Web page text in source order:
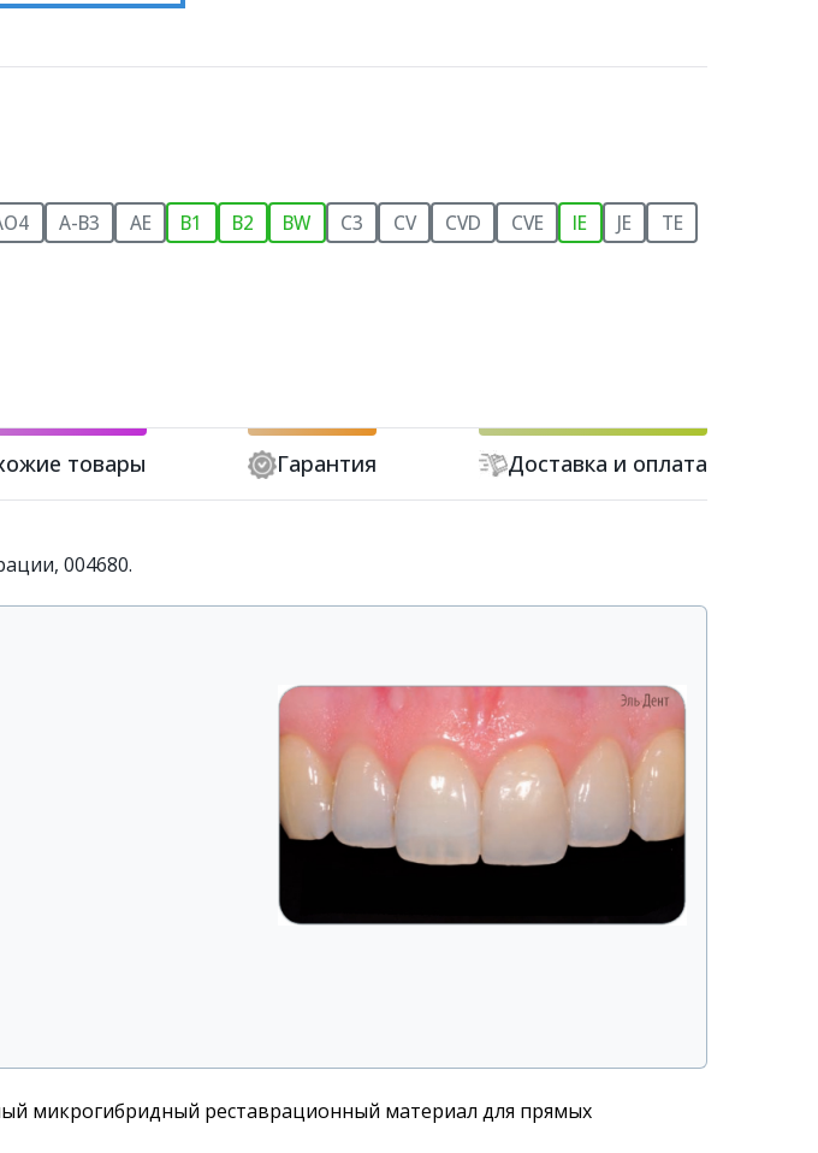
A-B3 AE B1 B2 BW C3 CV CVD CVE IE JE
TE
товары Гарантия Доставка и оплата
004680.
микрогибридный реставрационный материал для прямых